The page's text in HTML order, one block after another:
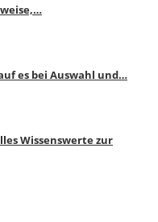
es bei Auswahl und…
Wissenswerte zur